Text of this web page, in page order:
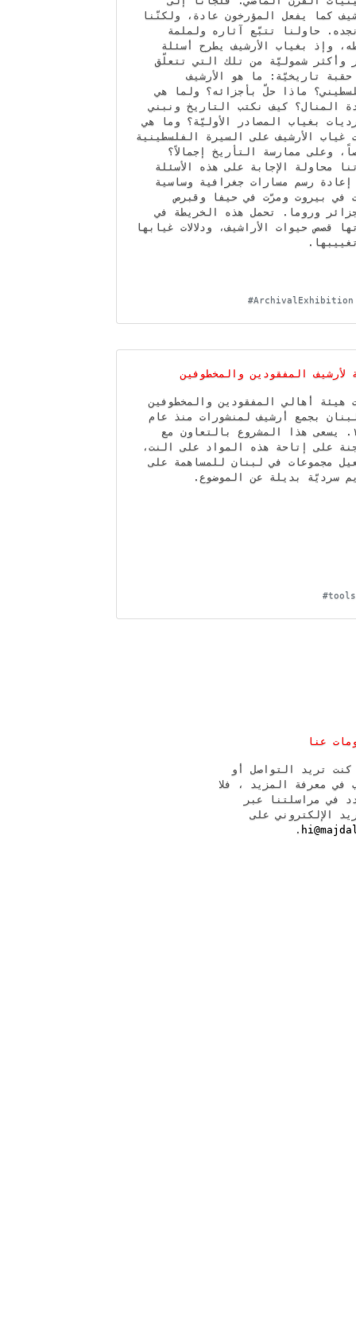
كما يفعل المؤرخون عادة، ولكنّنا
حاولنا تتبّع آثاره ولملمة
وإذ بغياب الأرشيف يطرح أسئلة
وأكثر شموليّة من تلك التي تتعلّق
حقبة تاريخيّة: ما هو الأرشيف
ماذا حلّ بأجزائه؟ ولما هي
المنال؟ كيف نكتب التاريخ ونبني
بغياب المصادر الأوليّة؟ وما هي
غياب الأرشيف على السيرة الفلسطينية
وعلى ممارسة التأريخ إجمالاً؟
محاولة الإجابة على هذه الأسئلة
إعادة رسم مسارات جغرافية وساسية
في بيروت ومرّت في حيفا وقبرص
وروما. تحمل هذه الخريطة في
قصص حيوات الأراشيف، ودلالات غيابها
#ArchivalExhibition
لأرشيف المفقودين والمخطوفين
هيئة أهالي المفقودين والمخطوفين
بجمع أرشيف لمنشورات منذ عام
١٩٨٢. يسعى هذا المشروع بالتعاون مع
على إتاحة هذه المواد على النت،
مجموعات في لبنان للمساهمة على
سرديّة بديلة عن الموضوع.
#tools
عنا
كنت تريد التواصل أو
في معرفة المزيد ، فلا
في مراسلتنا عبر
الإلكتروني على
.